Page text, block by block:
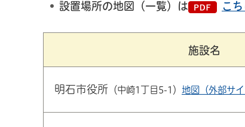
設置場所の地図（一覧）は こ
施設名
明石市役所 （中崎1丁目5-1） 地図（外部サイ